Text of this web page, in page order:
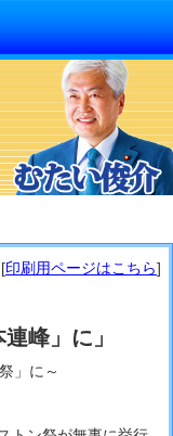
[印刷用ページはこちら]
峰」に」
」に～